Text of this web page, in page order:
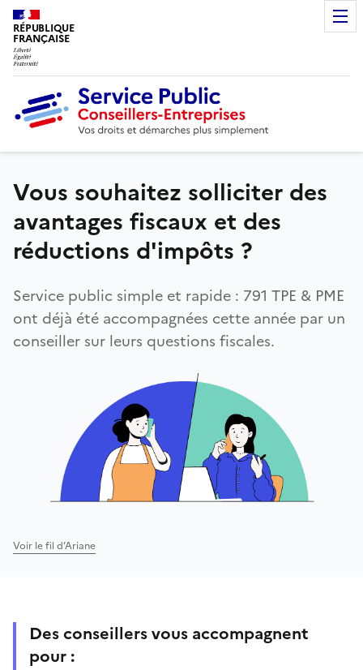
RÉPUBLIQUE
FRANÇAISE
Vous souhaitez solliciter des
avantages fiscaux et des
réductions d'impôts ?
Service public simple et rapide : 791 TPE & PME
ont déjà été accompagnées cette année par un
conseiller sur leurs questions fiscales.
Voir le fil d’Ariane
Des conseillers vous accompagnent
pour :